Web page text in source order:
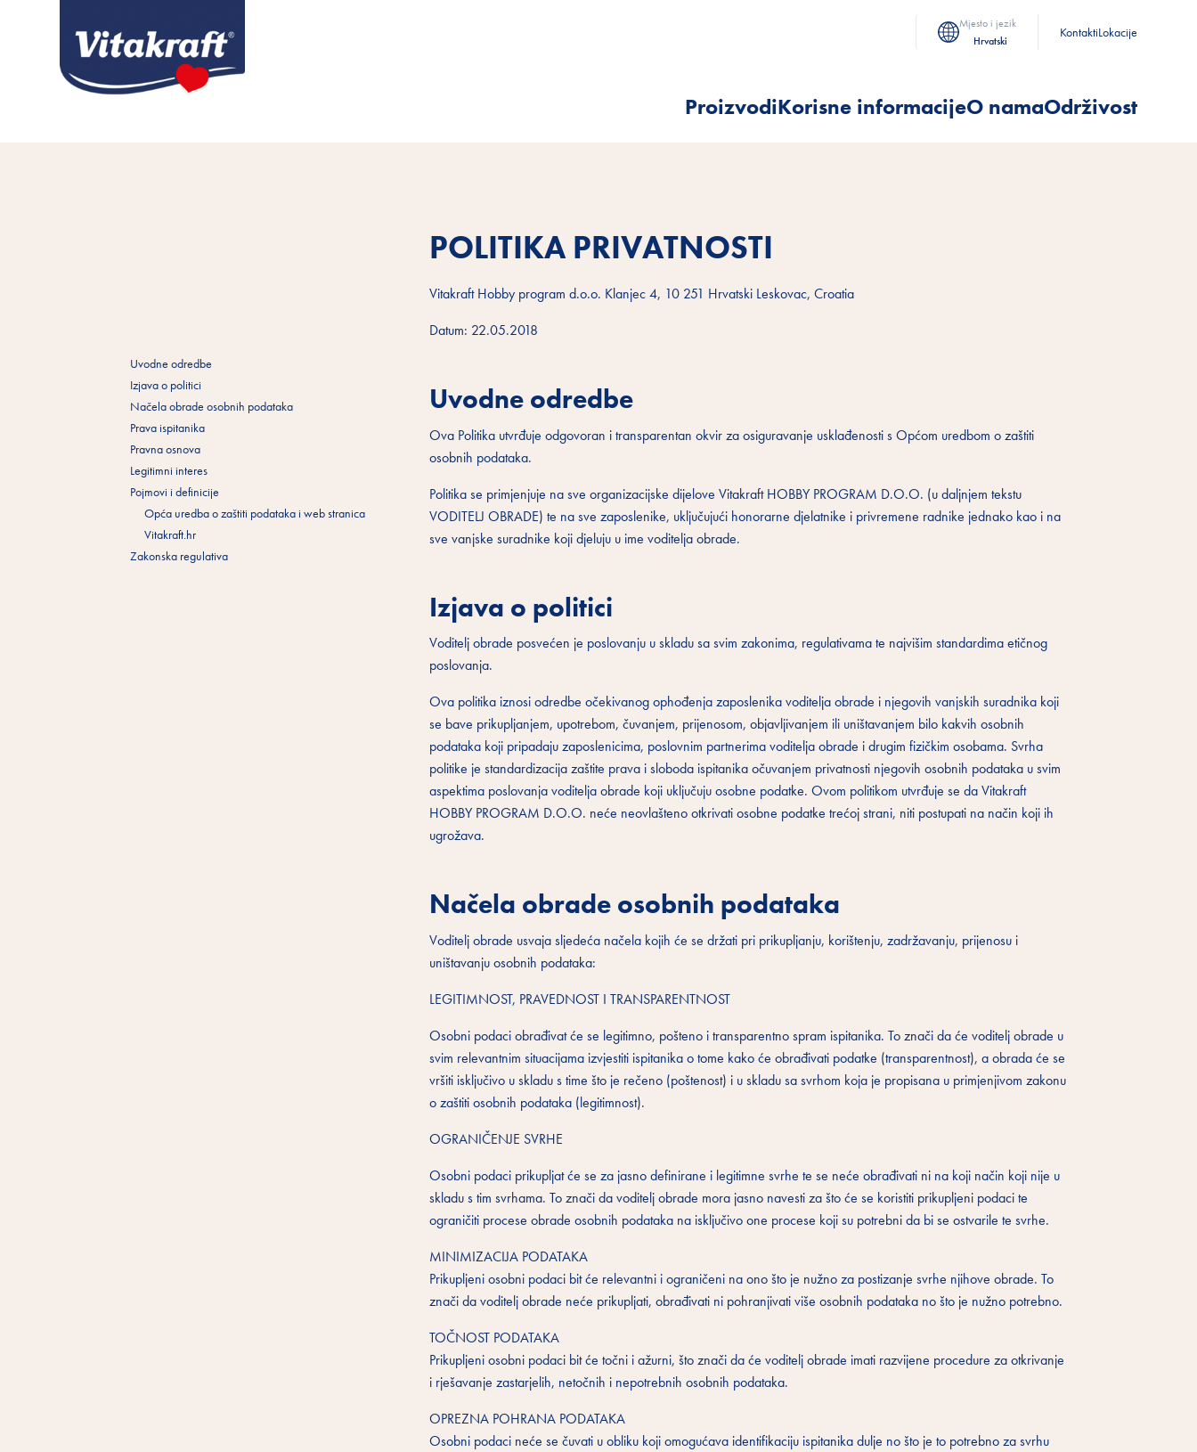
Mjesto i jezik
Hrvatski
KontaktiLokacije
ProizvodiKorisne informacijeO namaOdrživost
Uvodne odredbe
Izjava o politici
Načela obrade osobnih podataka
Prava ispitanika
Pravna osnova
Legitimni interes
Pojmovi i definicije
Opća uredba o zaštiti podataka i web stranica
Vitakraft.hr
Zakonska regulativa
POLITIKA PRIVATNOSTI
Vitakraft Hobby program d.o.o. Klanjec 4, 10 251 Hrvatski Leskovac, Croatia
Datum: 22.05.2018
Uvodne odredbe
Ova Politika utvrđuje odgovoran i transparentan okvir za osiguravanje usklađenosti s Općom uredbom o zaštiti
osobnih podataka.
Politika se primjenjuje na sve organizacijske dijelove Vitakraft HOBBY PROGRAM D.O.O. (u daljnjem tekstu
VODITELJ OBRADE) te na sve zaposlenike, uključujući honorarne djelatnike i privremene radnike jednako kao i na
sve vanjske suradnike koji djeluju u ime voditelja obrade.
Izjava o politici
Voditelj obrade posvećen je poslovanju u skladu sa svim zakonima, regulativama te najvišim standardima etičnog
poslovanja.
Ova politika iznosi odredbe očekivanog ophođenja zaposlenika voditelja obrade i njegovih vanjskih suradnika koji
se bave prikupljanjem, upotrebom, čuvanjem, prijenosom, objavljivanjem ili uništavanjem bilo kakvih osobnih
podataka koji pripadaju zaposlenicima, poslovnim partnerima voditelja obrade i drugim fizičkim osobama. Svrha
politike je standardizacija zaštite prava i sloboda ispitanika očuvanjem privatnosti njegovih osobnih podataka u svim
aspektima poslovanja voditelja obrade koji uključuju osobne podatke. Ovom politikom utvrđuje se da Vitakraft
HOBBY PROGRAM D.O.O. neće neovlašteno otkrivati osobne podatke trećoj strani, niti postupati na način koji ih
ugrožava.
Načela obrade osobnih podataka
Voditelj obrade usvaja sljedeća načela kojih će se držati pri prikupljanju, korištenju, zadržavanju, prijenosu i
uništavanju osobnih podataka:
LEGITIMNOST, PRAVEDNOST I TRANSPARENTNOST
Osobni podaci obrađivat će se legitimno, pošteno i transparentno spram ispitanika. To znači da će voditelj obrade u
svim relevantnim situacijama izvjestiti ispitanika o tome kako će obrađivati podatke (transparentnost), a obrada će se
vršiti isključivo u skladu s time što je rečeno (poštenost) i u skladu sa svrhom koja je propisana u primjenjivom zakonu
o zaštiti osobnih podataka (legitimnost).
OGRANIČENJE SVRHE
Osobni podaci prikupljat će se za jasno definirane i legitimne svrhe te se neće obrađivati ni na koji način koji nije u
skladu s tim svrhama. To znači da voditelj obrade mora jasno navesti za što će se koristiti prikupljeni podaci te
ograničiti procese obrade osobnih podataka na isključivo one procese koji su potrebni da bi se ostvarile te svrhe.
MINIMIZACIJA PODATAKA
Prikupljeni osobni podaci bit će relevantni i ograničeni na ono što je nužno za postizanje svrhe njihove obrade. To
znači da voditelj obrade neće prikupljati, obrađivati ni pohranjivati više osobnih podataka no što je nužno potrebno.
TOČNOST PODATAKA
Prikupljeni osobni podaci bit će točni i ažurni, što znači da će voditelj obrade imati razvijene procedure za otkrivanje
i rješavanje zastarjelih, netočnih i nepotrebnih osobnih podataka.
OPREZNA POHRANA PODATAKA
Osobni podaci neće se čuvati u obliku koji omogućava identifikaciju ispitanika dulje no što je to potrebno za svrhu